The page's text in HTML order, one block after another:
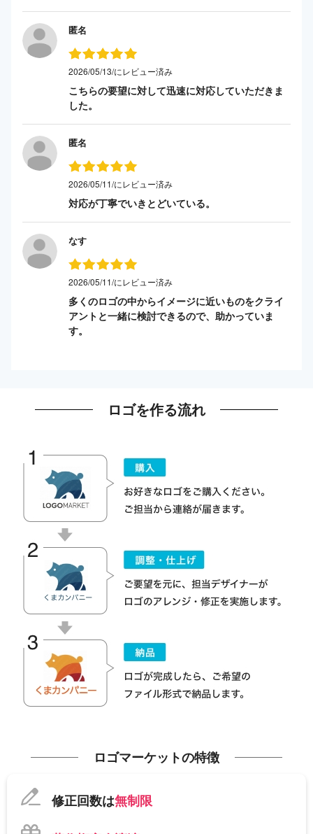
匿名
2026/05/13/にレビュー済み
こちらの要望に対して迅速に対応していただきま
した。
匿名
2026/05/11/にレビュー済み
対応が丁寧でいきとどいている。
なす
2026/05/11/にレビュー済み
多くのロゴの中からイメージに近いものをクライ
アントと一緒に検討できるので、助かっていま
す。
ロゴを作る流れ
ロゴマーケットの特徴
修正回数は無制限